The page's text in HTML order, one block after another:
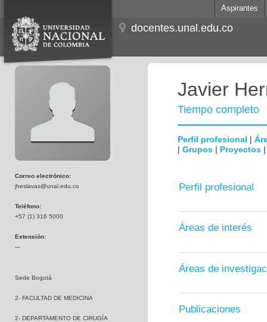
Aspirantes
docentes.unal.edu.co
Correo electrónico:
jheslavas@unal.edu.co
Teléfono:
+57 (1) 316 5000
Extensión:
---
Sede Bogotá
2- FACULTAD DE MEDICINA
2- DEPARTAMENTO DE CIRUGÍA
Javier
Tiempo completo
Perfil profesional |
| Grupos | Proyectos
Perfil profesional
Áreas de interés
Áreas de
Publicaciones